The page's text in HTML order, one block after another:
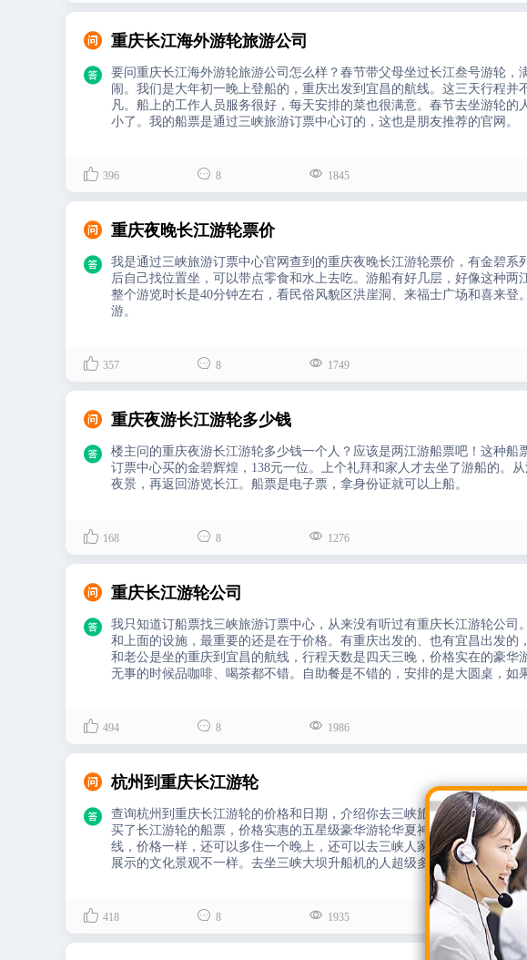
 重庆长江海外游轮旅游公司

要问重庆长江海外游轮旅游公司怎么样？春节带父母坐过长江叁号游轮
闹。我们是大年初一晚上登船的，重庆出发到宜昌的航线。这三天行程
凡。船上的工作人员服务很好，每天安排的菜也很满意。春节去坐游轮
小了。我的船票是通过三峡旅游订票中心订的，这也是朋友推荐的官网。
 396  8  1845
 重庆夜晚长江游轮票价

我是通过三峡旅游订票中心官网查到的重庆夜晚长江游轮票价，有金碧
后自己找位置坐，可以带点零食和水上去吃。游船有好几层，好像这种两
整个游览时长是40分钟左右，看民俗风貌区洪崖洞、来福士广场和喜来
游。
 357  8  1749
 重庆夜游长江游轮多少钱

楼主问的重庆夜游长江游轮多少钱一个人？应该是两江游船票吧！这种
订票中心买的金碧辉煌，138元一位。上个礼拜和家人才去坐了游船的。
夜景，再返回游览长江。船票是电子票，拿身份证就可以上船。
 168  8  1276
 重庆长江游轮公司

我只知道订船票找三峡旅游订票中心，从来没有听过有重庆长江游轮公
和上面的设施，最重要的还是在于价格。有重庆出发的、也有宜昌出发
和老公是坐的重庆到宜昌的航线，行程天数是四天三晚，价格实在的豪
无事的时候品咖啡、喝茶都不错。自助餐是不错的，安排的是大圆桌，如
 494  8  1986
 杭州到重庆长江游轮

查询杭州到重庆长江游轮的价格和日期，介绍你去三峡旅游订票中心官
买了长江游轮的船票，价格实惠的五星级豪华游轮华夏神女3号。这个游
线，价格一样，还可以多住一个晚上，还可以去三峡人家旅游景区。行
展示的文化景观不一样。去坐三峡大坝升船机的人超级多，一眼望去全是
 418  8  1935